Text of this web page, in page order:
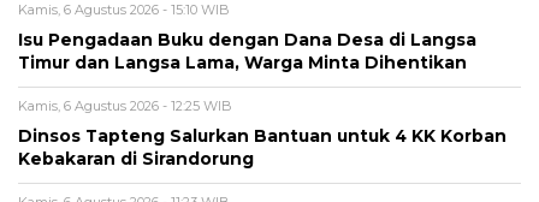
Kamis, 6 Agustus 2026 - 15:10 WIB
Isu Pengadaan Buku dengan Dana Desa di Langsa
Timur dan Langsa Lama, Warga Minta Dihentikan
Kamis, 6 Agustus 2026 - 12:25 WIB
Dinsos Tapteng Salurkan Bantuan untuk 4 KK Korban
Kebakaran di Sirandorung